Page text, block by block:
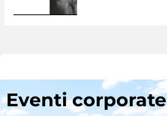
Eventi corporate